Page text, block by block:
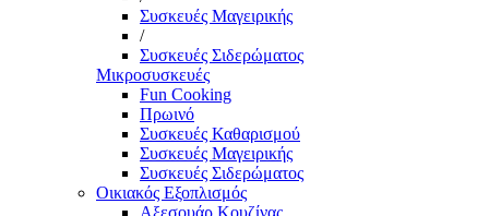
Συσκευές Μαγειρικής
/
Συσκευές Σιδερώματος
Μικροσυσκευές
Fun Cooking
Πρωινό
Συσκευές Καθαρισμού
Συσκευές Μαγειρικής
Συσκευές Σιδερώματος
Οικιακός Εξοπλισμός
Αξεσουάρ Κουζίνας